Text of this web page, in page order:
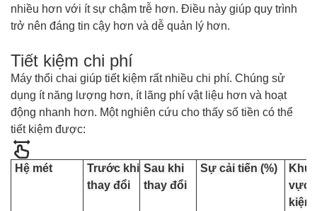
nhiều hơn với ít sự chậm trễ hơn. Điều này giúp quy trình
trở nên đáng tin cậy hơn và dễ quản lý hơn.
Tiết kiệm chi phí
Máy thổi chai giúp tiết kiệm rất nhiều chi phí. Chúng sử
dụng ít năng lượng hơn, ít lãng phí vật liệu hơn và hoạt
động nhanh hơn. Một nghiên cứu cho thấy số tiền có thể
tiết kiệm được:
Hệ mét
Trước khi
thay đổi
Sau khi
thay đổi
Sự cải tiến (%)
Khu
vực
kiệm